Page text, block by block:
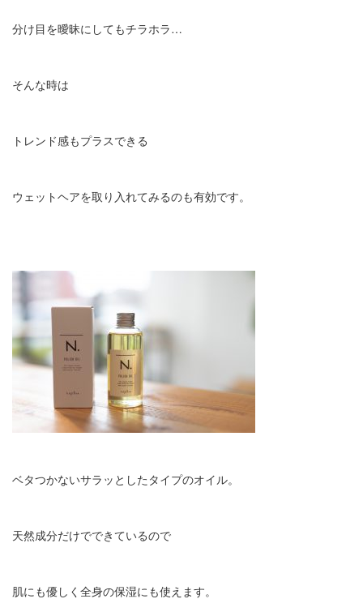
分け目を曖昧にしてもチラホラ…
そんな時は
トレンド感もプラスできる
ウェットヘアを取り入れてみるのも有効です。
ベタつかないサラッとしたタイプのオイル。
天然成分だけでできているので
肌にも優しく全身の保湿にも使えます。